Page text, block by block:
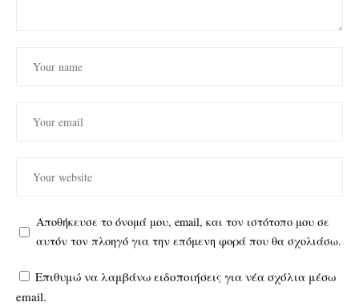
Αποθήκευσε το όνομά μου, email, και τον ιστότοπο μου σε
αυτόν τον πλοηγό για την επόμενη φορά που θα σχολιάσω.
Επιθυμώ να λαμβάνω ειδοποιήσεις για νέα σχόλια μέσω
email.